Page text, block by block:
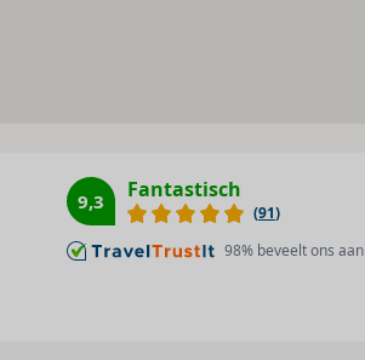
9,3 Fantastisch
(91)
98% beveelt ons aan